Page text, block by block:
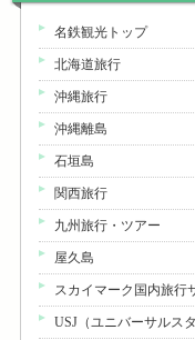
名鉄観光トップ
北海道旅行
沖縄旅行
沖縄離島
石垣島
関西旅行
九州旅行・ツアー
屋久島
スカイマーク国内旅行
USJ（ユニバーサルスタ